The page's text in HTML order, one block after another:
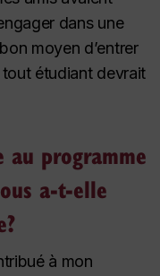
dans une
moyen d’entrer
étudiant devrait
au programme
a-t-elle
à mon